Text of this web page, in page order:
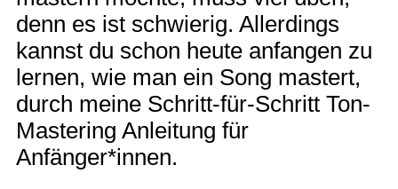
denn es ist schwierig. Allerdings
kannst du schon heute anfangen zu
lernen, wie man ein Song mastert,
durch meine Schritt-für-Schritt Ton-
Mastering Anleitung für
Anfänger*innen.